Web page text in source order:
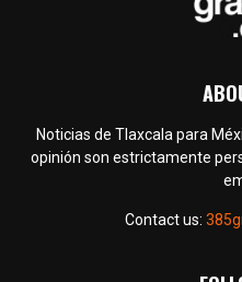
Noticias de Tlaxcala para
opinión son estrictamente
Contact us: